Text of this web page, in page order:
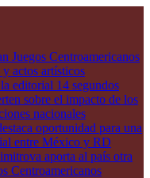
Juegos Centroamericanos
actos artísticos
editorial 14 segundos
sobre el impacto de los
nacionales
oportunidad para una
entre México y RD
aporta al país otra
Centroamericanos